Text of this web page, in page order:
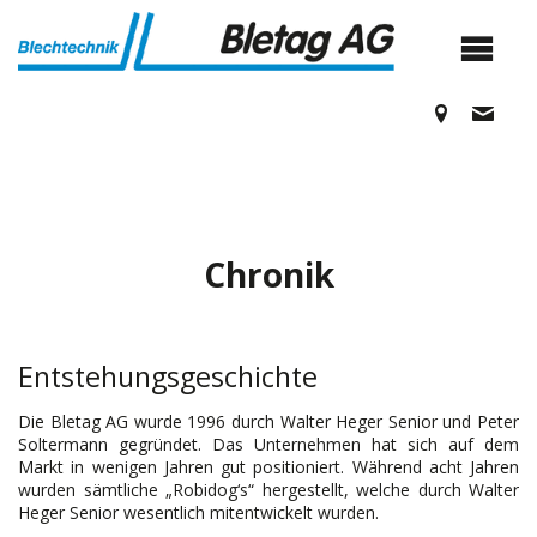
Chronik
Entstehungsgeschichte
Die Bletag AG wurde 1996 durch Walter Heger Senior und Peter
Soltermann gegründet. Das Unternehmen hat sich auf dem
Markt in wenigen Jahren gut positioniert. Während acht Jahren
wurden sämtliche „Robidog‘s“ hergestellt, welche durch Walter
Heger Senior wesentlich mitentwickelt wurden.